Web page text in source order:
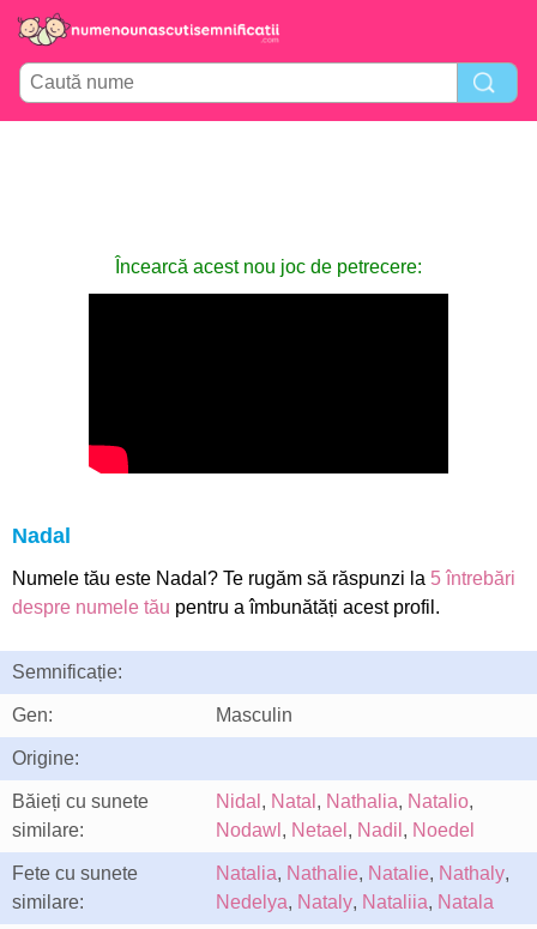
Încearcă acest nou joc de petrecere:
Nadal
Numele tău este Nadal? Te rugăm să răspunzi la 5 întrebări
despre numele tău pentru a îmbunătăți acest profil.
Semnificație:
Gen: Masculin
Origine:
Băieți cu sunete
similare:
Nidal , Natal , Nathalia, Natalio,
Nodawl , Netael , Nadil , Noedel
Fete cu sunete
similare:
Natalia, Nathalie, Natalie, Nathaly,
Nedelya, Nataly, Nataliia, Natala